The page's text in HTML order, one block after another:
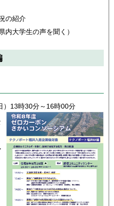
の紹介
内大学生の声を聞く）
）13時30分～16時00分